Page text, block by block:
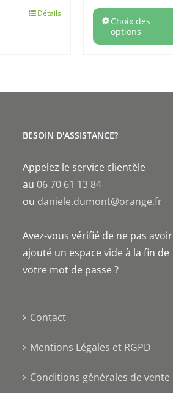
Détails
Choix des
options
BESOIN D'ASSISTANCE?
Appelez le service clientèle
au 06 70 61 13 84
ou daniele.dumont@orange.fr
Avez-vous vérifié de ne pas avoir
ajouté un espace vide à la fin de
votre mot de passe ?
Contact
Mentions Légales et RGPD
Conditions générales de vente